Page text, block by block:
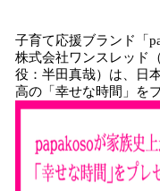
込
み
中
で
子育て応援ブランド「
株式会社ワンスレッド
役：半田真哉）は、日
高の「幸せな時間」を